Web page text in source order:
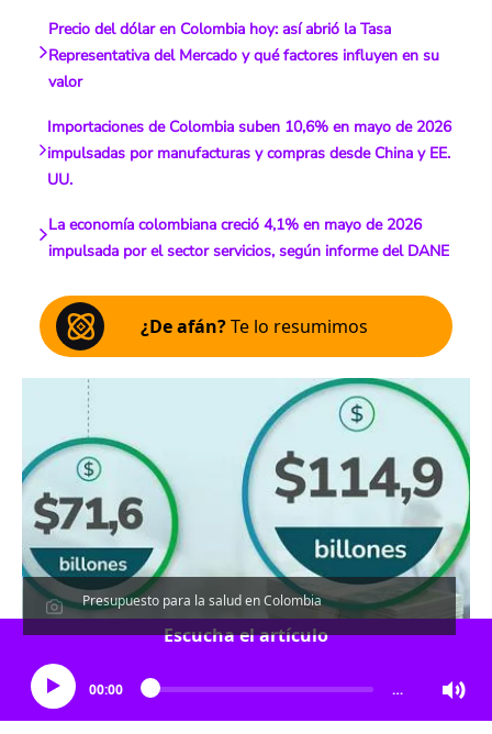
Precio del dólar en Colombia hoy: así abrió la Tasa
Representativa del Mercado y qué factores influyen en su
valor
Importaciones de Colombia suben 10,6% en mayo de 2026
impulsadas por manufacturas y compras desde China y EE.
UU.
La economía colombiana creció 4,1% en mayo de 2026
impulsada por el sector servicios, según informe del DANE
¿De afán?Te lo resumimos
Presupuesto para la salud en Colombia
Escucha el artículo
00:00 …